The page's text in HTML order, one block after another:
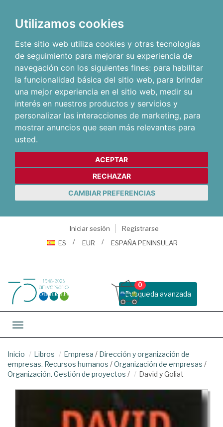
Utilizamos cookies
Este sitio web utiliza cookies y otras tecnologías
de seguimiento para mejorar su experiencia de
navegación con los siguientes fines: para habilitar
la funcionalidad básica del sitio web, para brindar
una mejor experiencia en el sitio web, medir su
interés en nuestros productos y servicios y
personalizar las interacciones de marketing, para
mostrar anuncios que sean más relevantes para
usted.
ACEPTAR
RECHAZAR
CAMBIAR PREFERENCIAS
Iniciar sesión
Registrarse
ES
EUR ESPAÑA PENINSULAR
Busqueda avanzada
0
Toggle navigation
Inicio Libros Empresa / Dirección y organización de
empresas. Recursos humanos /Organización de empresas /
Organización. Gestión de proyectos / David y Goliat